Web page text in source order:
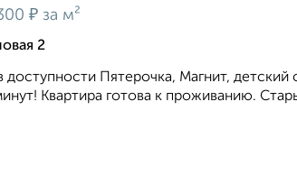
₽ за м²
2
Пятерочка, Магнит, детский
Квартира готова к проживанию.